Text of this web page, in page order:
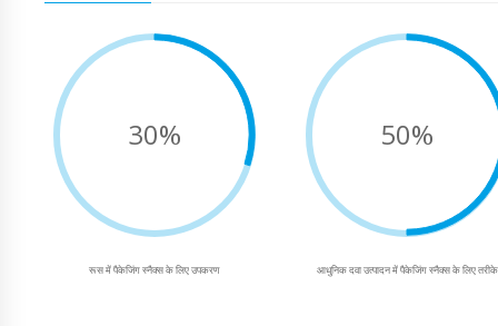
30%
रूस में पैकेजिंग स्नैक्स के लिए उपकरण
50%
आधुनिक दवा उत्पादन में पैकेजिंग स्नैक्स के लिए तरीके